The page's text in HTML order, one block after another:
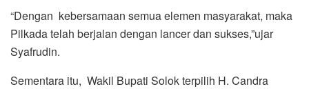
“Dengan kebersamaan semua elemen masyarakat, maka
Pilkada telah berjalan dengan lancer dan sukses,”ujar
Syafrudin.
Sementara itu, Wakil Bupati Solok terpilih H. Candra